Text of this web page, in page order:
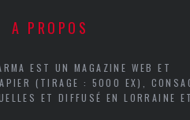
A PROPOS
EST UN MAGAZINE WEB ET
(TIRAGE : 5000 EX),
ET DIFFUSÉ EN LORRAINE